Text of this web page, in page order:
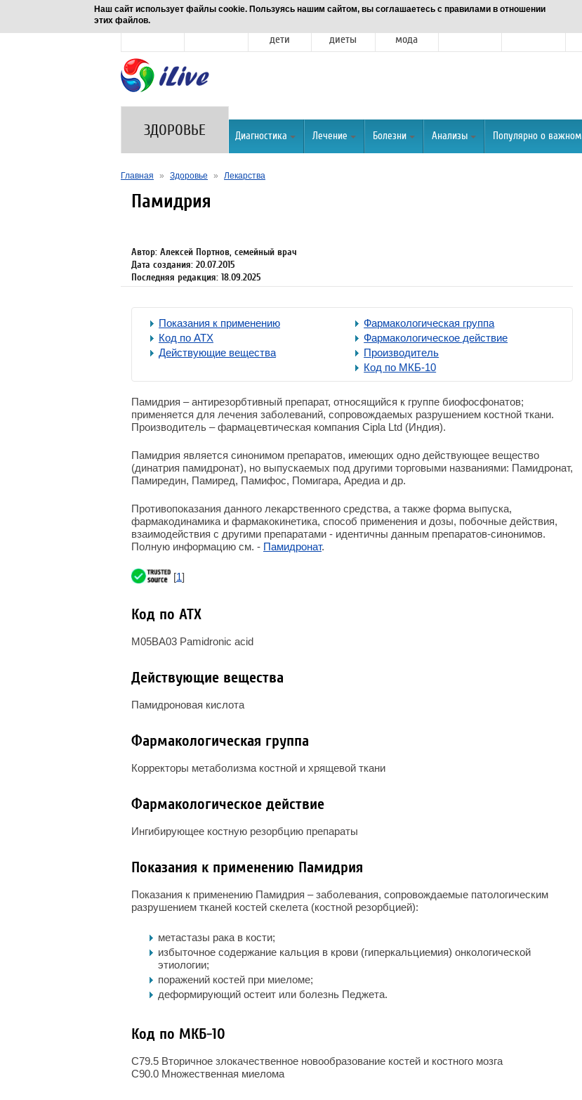
Наш сайт использует файлы cookie. Пользуясь нашим сайтом, вы соглашаетесь с правилами в отношении
этих файлов.Новости
дети
диеты
мода
ЗДОРОВЬЕ Диагностика Лечение Болезни Анализы Популярно о важном
Главная » Здоровье » Лекарства
Памидрия
Автор: Алексей Портнов, семейный врач
Дата создания: 20.07.2015
Последняя редакция: 18.09.2025
Показания к применению
Код по АТХ
Действующие вещества
Фармакологическая группа
Фармакологическое действие
Производитель
Код по МКБ-10
Памидрия – антирезорбтивный препарат, относящийся к группе биофосфонатов;
применяется для лечения заболеваний, сопровождаемых разрушением костной ткани.
Производитель – фармацевтическая компания Cipla Ltd (Индия).
Памидрия является синонимом препаратов, имеющих одно действующее вещество
(динатрия памидронат), но выпускаемых под другими торговыми названиями: Памидронат,
Памиредин, Памиред, Памифос, Помигара, Аредиа и др.
Противопоказания данного лекарственного средства, а также форма выпуска,
фармакодинамика и фармакокинетика, способ применения и дозы, побочные действия,
взаимодействия с другими препаратами - идентичны данным препаратов-синонимов.
Полную информацию см. - Памидронат.
[1]
Код по АТХ
M05BA03 Pamidronic acid
Действующие вещества
Памидроновая кислота
Фармакологическая группа
Корректоры метаболизма костной и хрящевой ткани
Фармакологическое действие
Ингибирующее костную резорбцию препараты
Показания к применению Памидрия
Показания к применению Памидрия – заболевания, сопровождаемые патологическим
разрушением тканей костей скелета (костной резорбцией):
метастазы рака в кости;
избыточное содержание кальция в крови (гиперкальциемия) онкологической
этиологии;
поражений костей при миеломе;
деформирующий остеит или болезнь Педжета.
Код по МКБ-10
C79.5 Вторичное злокачественное новообразование костей и костного мозга
C90.0 Множественная миелома